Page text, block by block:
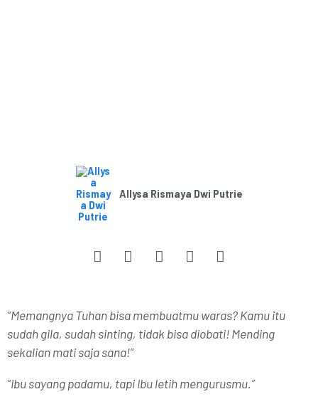
Allysa Rismaya Dwi Putrie
“Memangnya Tuhan bisa membuatmu waras? Kamu itu
sudah gila, sudah sinting, tidak bisa diobati! Mending
sekalian mati saja sana!”
“Ibu sayang padamu, tapi Ibu letih mengurusmu.”